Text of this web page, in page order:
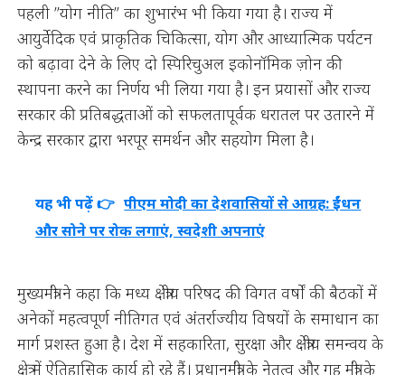
पहली ’’योग नीति’’ का शुभारंभ भी किया गया है। राज्य में
आयुर्वेदिक एवं प्राकृतिक चिकित्सा, योग और आध्यात्मिक पर्यटन
को बढ़ावा देने के लिए दो स्पिरिचुअल इकोनॉमिक ज़ोन की
स्थापना करने का निर्णय भी लिया गया है। इन प्रयासों और राज्य
सरकार की प्रतिबद्धताओं को सफलतापूर्वक धरातल पर उतारने में
केन्द्र सरकार द्वारा भरपूर समर्थन और सहयोग मिला है।
यह भी पढ़ें 👉 पीएम मोदी का देशवासियों से आग्रह: ईंधन
और सोने पर रोक लगाएं, स्वदेशी अपनाएं
मुख्यमंत्री ने कहा कि मध्य क्षेत्रीय परिषद की विगत वर्षों की बैठकों में
अनेकों महत्वपूर्ण नीतिगत एवं अंतर्राज्यीय विषयों के समाधान का
मार्ग प्रशस्त हुआ है। देश में सहकारिता, सुरक्षा और क्षेत्रीय समन्वय के
क्षेत्र में ऐतिहासिक कार्य हो रहे हैं। प्रधानमंत्री के नेतृत्व और गृह मंत्री के